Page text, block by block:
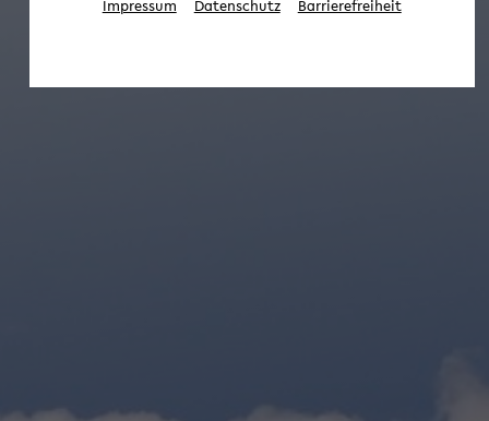
Impressum Datenschutz Barrierefreiheit